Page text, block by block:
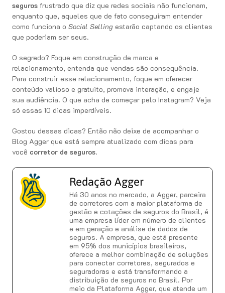
seguros frustrado que diz que redes sociais não funcionam,
enquanto que, aqueles que de fato conseguiram entender
como funciona o Social Selling estarão captando os clientes
que poderiam ser seus.
O segredo? Foque em construção de marca e
relacionamento, entenda que vendas são consequência.
Para construir esse relacionamento, foque em oferecer
conteúdo valioso e gratuito, promova interação, e engaje
sua audiência. O que acha de começar pelo Instagram? Veja
só essas 10 dicas imperdíveis.
Gostou dessas dicas? Então não deixe de acompanhar o
Blog Agger que está sempre atualizado com dicas para
você corretor de seguros.
Redação Agger
Há 30 anos no mercado, a Agger, parceira
de corretores com a maior plataforma de
gestão e cotações de seguros do Brasil, é
uma empresa líder em número de clientes
e em geração e análise de dados de
seguros. A empresa, que está presente
em 95% dos municípios brasileiros,
oferece a melhor combinação de soluções
para conectar corretores, segurados e
seguradoras e está transformando a
distribuição de seguros no Brasil. Por
meio da Plataforma Agger, que atende um